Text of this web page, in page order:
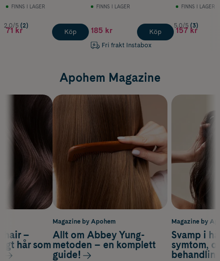
FINNS I LAGER
2.0/5 (2)
71 kr Köp
FINNS I LAGER
185 kr
Fri frakt Instabox
Köp
FINNS I LAGER
5.0/5 (3)
157 kr
Apohem Magazine
Magazine by
Svamp i
symtom,
hair –
hår som
Magazine by Apohem
Allt om Abbey Yung-
metoden – en komplett
guide!